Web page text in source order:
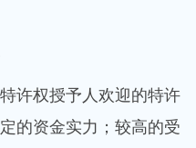
许权授予人欢迎的特许
的资金实力；较高的受